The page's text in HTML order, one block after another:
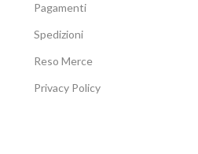
Pagamenti
Spedizioni
Reso Merce
Privacy Policy